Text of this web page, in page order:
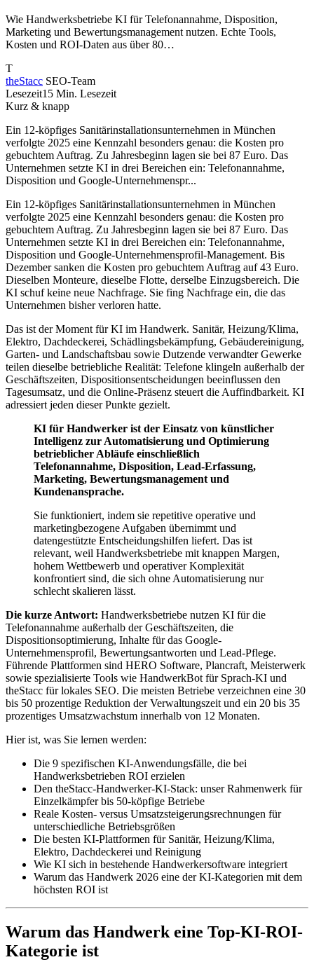
Wie Handwerksbetriebe KI für Telefonannahme, Disposition,
Marketing und Bewertungsmanagement nutzen. Echte Tools,
Kosten und ROI-Daten aus über 80…
T
theStacc SEO-Team
Lesezeit15 Min. Lesezeit
Kurz & knapp
Ein 12-köpfiges Sanitärinstallationsunternehmen in München
verfolgte 2025 eine Kennzahl besonders genau: die Kosten pro
gebuchtem Auftrag. Zu Jahresbeginn lagen sie bei 87 Euro. Das
Unternehmen setzte KI in drei Bereichen ein: Telefonannahme,
Disposition und Google-Unternehmenspr...
Ein 12-köpfiges Sanitärinstallationsunternehmen in München
verfolgte 2025 eine Kennzahl besonders genau: die Kosten pro
gebuchtem Auftrag. Zu Jahresbeginn lagen sie bei 87 Euro. Das
Unternehmen setzte KI in drei Bereichen ein: Telefonannahme,
Disposition und Google-Unternehmensprofil-Management. Bis
Dezember sanken die Kosten pro gebuchtem Auftrag auf 43 Euro.
Dieselben Monteure, dieselbe Flotte, derselbe Einzugsbereich. Die
KI schuf keine neue Nachfrage. Sie fing Nachfrage ein, die das
Unternehmen bisher verloren hatte.
Das ist der Moment für KI im Handwerk. Sanitär, Heizung/Klima,
Elektro, Dachdeckerei, Schädlingsbekämpfung, Gebäudereinigung,
Garten- und Landschaftsbau sowie Dutzende verwandter Gewerke
teilen dieselbe betriebliche Realität: Telefone klingeln außerhalb der
Geschäftszeiten, Dispositionsentscheidungen beeinflussen den
Tagesumsatz, und die Online-Präsenz steuert die Auffindbarkeit. KI
adressiert jeden dieser Punkte gezielt.
KI für Handwerker ist der Einsatz von künstlicher
Intelligenz zur Automatisierung und Optimierung
betrieblicher Abläufe einschließlich
Telefonannahme, Disposition, Lead-Erfassung,
Marketing, Bewertungsmanagement und
Kundenansprache.
Sie funktioniert, indem sie repetitive operative und
marketingbezogene Aufgaben übernimmt und
datengestützte Entscheidungshilfen liefert. Das ist
relevant, weil Handwerksbetriebe mit knappen Margen,
hohem Wettbewerb und operativer Komplexität
konfrontiert sind, die sich ohne Automatisierung nur
schlecht skalieren lässt.
Die kurze Antwort: Handwerksbetriebe nutzen KI für die
Telefonannahme außerhalb der Geschäftszeiten, die
Dispositionsoptimierung, Inhalte für das Google-
Unternehmensprofil, Bewertungsantworten und Lead-Pflege.
Führende Plattformen sind HERO Software, Plancraft, Meisterwerk
sowie spezialisierte Tools wie HandwerkBot für Sprach-KI und
theStacc für lokales SEO. Die meisten Betriebe verzeichnen eine 30
bis 50 prozentige Reduktion der Verwaltungszeit und ein 20 bis 35
prozentiges Umsatzwachstum innerhalb von 12 Monaten.
Hier ist, was Sie lernen werden:
Die 9 spezifischen KI-Anwendungsfälle, die bei
Handwerksbetrieben ROI erzielen
Den theStacc-Handwerker-KI-Stack: unser Rahmenwerk für
Einzelkämpfer bis 50-köpfige Betriebe
Reale Kosten- versus Umsatzsteigerungsrechnungen für
unterschiedliche Betriebsgrößen
Die besten KI-Plattformen für Sanitär, Heizung/Klima,
Elektro, Dachdeckerei und Reinigung
Wie KI sich in bestehende Handwerkersoftware integriert
Warum das Handwerk 2026 eine der KI-Kategorien mit dem
höchsten ROI ist
Warum das Handwerk eine Top-KI-ROI-
Kategorie ist